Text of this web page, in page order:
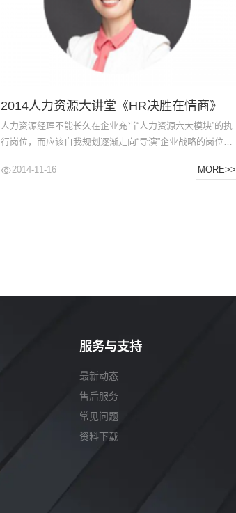
2014人力资源大讲堂《HR决胜在情商》
人力资源经理不能长久在企业充当“人力资源六大模块”的执
行岗位，而应该自我规划逐渐走向“导演”企业战略的岗位。
同凡响、情绪的优化、幸福家庭的支撑、关系的经营发展。
2014-11-16 MORE>>
服务与支持
最新动态
售后服务
常见问题
资料下载